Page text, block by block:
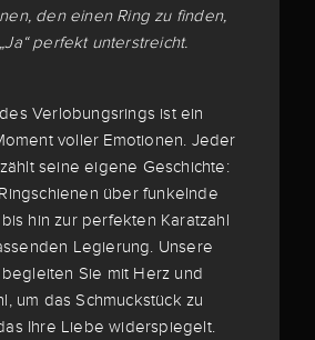
den einen Ring zu finden,
perfekt unterstreicht.
Verlobungsrings ist ein
voller Emotionen. Jeder
seine eigene Geschichte:
über funkelnde
hin zur perfekten Karatzahl
Legierung. Unsere
Sie mit Herz und
um das Schmuckstück zu
Ihre Liebe widerspiegelt.